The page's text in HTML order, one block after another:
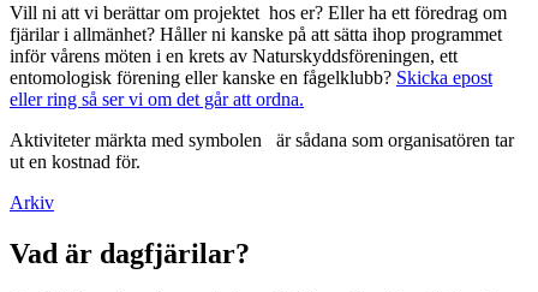
Vill ni att vi berättar om projektet hos er? Eller ha ett föredrag om
fjärilar i allmänhet? Håller ni kanske på att sätta ihop programmet
inför vårens möten i en krets av Naturskyddsföreningen, ett
entomologisk förening eller kanske en fågelklubb? Skicka epost
eller ring så ser vi om det går att ordna.
Aktiviteter märkta med symbolen
är sådana som organisatören tar
ut en kostnad för.
Arkiv
Vad är dagfjärilar?